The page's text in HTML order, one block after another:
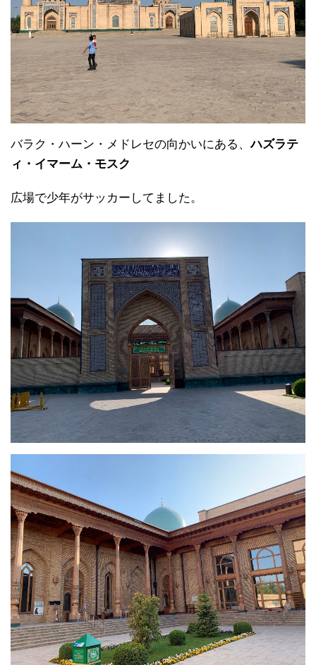
バラク・ハーン・メドレセの向かいにある、ハズラテ
ィ・イマーム・モスク
広場で少年がサッカーしてました。